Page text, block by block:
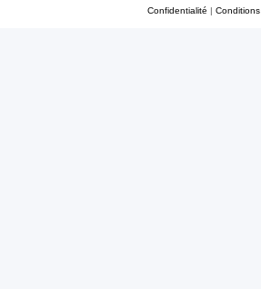
Confidentialité | Conditions